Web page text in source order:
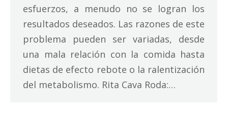
esfuerzos, a menudo no se logran los
resultados deseados. Las razones de este
problema pueden ser variadas, desde
una mala relación con la comida hasta
dietas de efecto rebote o la ralentización
del metabolismo. Rita Cava Roda:…